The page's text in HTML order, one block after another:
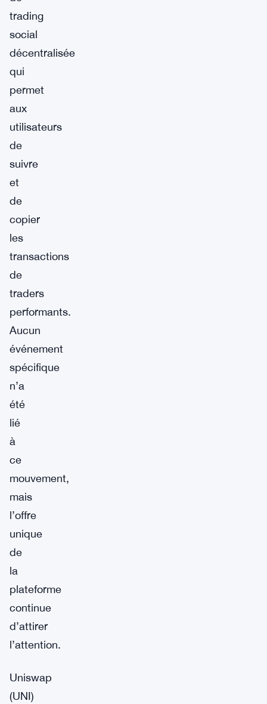
trading
social
décentralisée
qui
permet
aux
utilisateurs
de
suivre
et
de
copier
les
transactions
de
traders
performants.
Aucun
événement
spécifique
n’a
été
lié
à
ce
mouvement,
mais
l’offre
unique
de
la
plateforme
continue
d’attirer
l’attention.
Uniswap
(UNI)